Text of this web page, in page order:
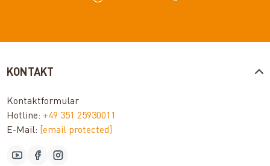
KONTAKT
Kontaktformular
Hotline: +49 351 25930011
E-Mail:
[email protected]